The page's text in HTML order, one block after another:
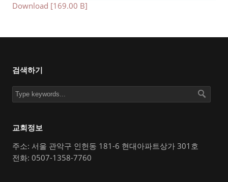
Download [169.00 B]
검색하기
교회정보
주소: 서울 관악구 인헌동 181-6 현대아파트상가 301호
전화: 0507-1358-7760